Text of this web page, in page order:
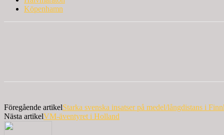
Köpenhamn
Föregående artikelStarka svenska insatser på medel/långdistans i
Nästa artikelVM-äventyret i Holland